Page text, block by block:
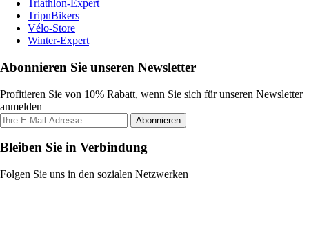
Triathlon-Expert
TripnBikers
Vélo-Store
Winter-Expert
Abonnieren Sie unseren Newsletter
Profitieren Sie von 10% Rabatt, wenn Sie sich für unseren Newsletter
anmelden
Abonnieren
Bleiben Sie in Verbindung
Folgen Sie uns in den sozialen Netzwerken